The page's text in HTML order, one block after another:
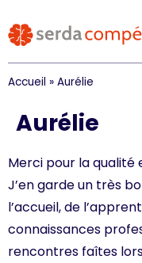
Accueil » Aurélie
Aurélie
Merci pour la qualité
J’en garde un très
l’accueil, de
connaissances
rencontres faîtes